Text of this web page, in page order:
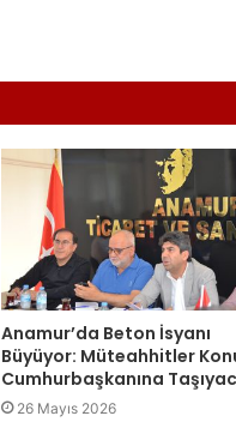
Anamur’da Beton İsyanı
Büyüyor: Müteahhitler
Cumhurbaşkanına
26 Mayıs 2026